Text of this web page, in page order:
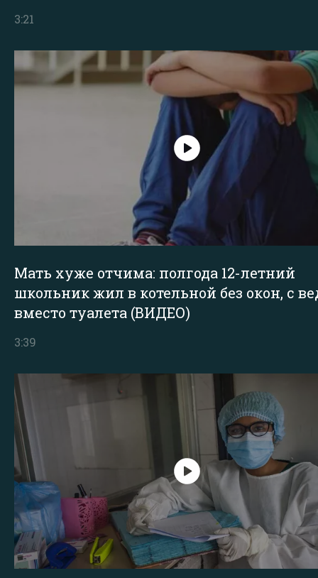
3:21
Мать хуже отчима: полгода 12-летний
школьник жил в котельной без окон, с
вместо туалета (ВИДЕО)
3:39